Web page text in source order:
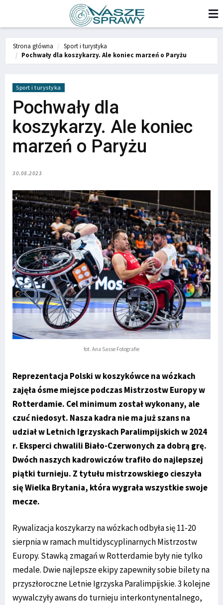
Strona główna
Sport i turystyka
Pochwały dla koszykarzy. Ale koniec marzeń o Paryżu
Sport i turystyka
Pochwały dla
koszykarzy. Ale koniec
marzeń o Paryżu
30.08.2023
fot. Ana Sasse Fotografie
Reprezentacja Polski w koszykówce na wózkach
zajęła ósme miejsce podczas Mistrzostw Europy w
Rotterdamie. Cel minimum został wykonany, ale
czuć niedosyt. Nasza kadra nie ma już szans na
udział w Letnich Igrzyskach Paralimpijskich w 2024
r. Eksperci chwalili Biało-Czerwonych za dobrą grę.
Dwóch naszych kadrowiczów trafiło do najlepszej
piątki turnieju. Z tytułu mistrzowskiego cieszyła
się Wielka Brytania, która wygrała wszystkie swoje
mecze.
Rywalizacja koszykarzy na wózkach odbyła się 11-20
sierpnia w ramach multidyscyplinarnych Mistrzostw
Europy. Stawką zmagań w Rotterdamie były nie tylko
medale. Dwie najlepsze ekipy zapewniły sobie bilety na
przyszłoroczne Letnie Igrzyska Paralimpijskie. 3 kolejne
wywalczyły awans do turnieju interkontynentalnego,